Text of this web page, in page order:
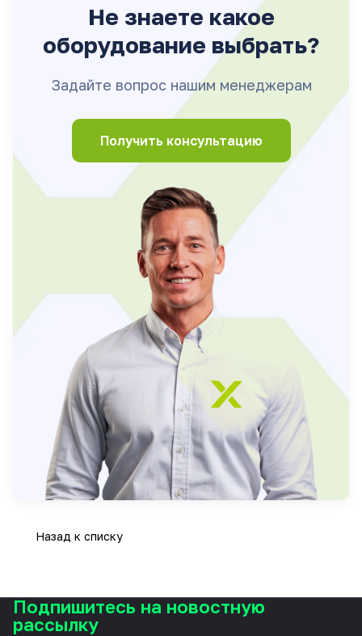
Не знаете какое
оборудование выбрать?
Задайте вопрос нашим менеджерам
Получить консультацию
Назад к списку
Подпишитесь на новостную
рассылку